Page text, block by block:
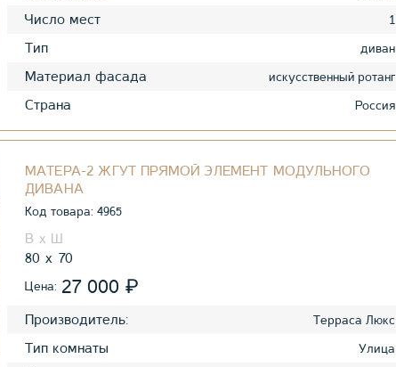
Число мест 1
Тип диван
Материал фасада искусственный ротанг
Страна Россия
МАТЕРА-2 ЖГУТ ПРЯМОЙ ЭЛЕМЕНТ МОДУЛЬНОГО
ДИВАНА
Код товара: 4965
80 70
Цена: 27 000 ₽
Производитель: Терраса Люкс
Тип комнаты Улица